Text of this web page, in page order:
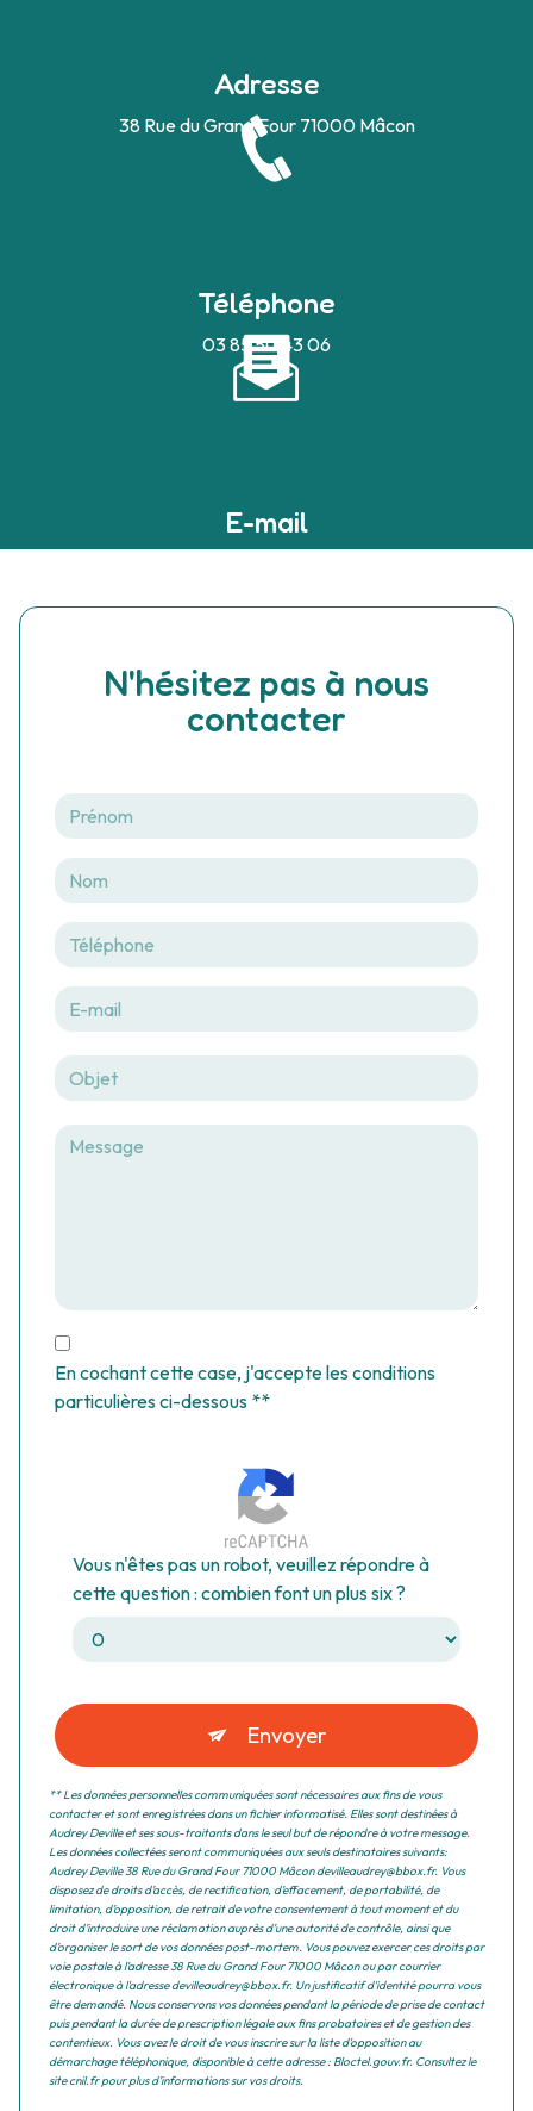
Adresse
38 Rue du Grand Four 71000 Mâcon
Téléphone
03 85 50 43 06
E-mail
N'hésitez pas à nous
contacter
En cochant cette case, j'accepte les conditions
particulières ci-dessous **
Vous n'êtes pas un robot, veuillez répondre à
cette question : combien font un plus six ?
Envoyer
** Les données personnelles communiquées sont nécessaires aux fins de vous
contacter et sont enregistrées dans un fichier informatisé. Elles sont destinées à
Audrey Deville et ses sous-traitants dans le seul but de répondre à votre message.
Les données collectées seront communiquées aux seuls destinataires suivants:
Audrey Deville 38 Rue du Grand Four 71000 Mâcon devilleaudrey@bbox.fr. Vous
disposez de droits d’accès, de rectification, d’effacement, de portabilité, de
limitation, d’opposition, de retrait de votre consentement à tout moment et du
droit d’introduire une réclamation auprès d’une autorité de contrôle, ainsi que
d’organiser le sort de vos données post-mortem. Vous pouvez exercer ces droits par
voie postale à l'adresse 38 Rue du Grand Four 71000 Mâcon ou par courrier
électronique à l'adresse devilleaudrey@bbox.fr. Un justificatif d'identité pourra vous
être demandé. Nous conservons vos données pendant la période de prise de contact
puis pendant la durée de prescription légale aux fins probatoires et de gestion des
contentieux. Vous avez le droit de vous inscrire sur la liste d'opposition au
démarchage téléphonique, disponible à cette adresse : Bloctel.gouv.fr. Consultez le
site cnil.fr pour plus d’informations sur vos droits.